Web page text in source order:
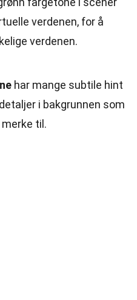
verdenen, for å
verdenen.
har mange subtile hint
i bakgrunnen som
til.